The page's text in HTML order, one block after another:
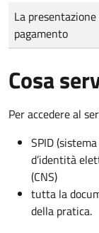
Tipo di pagamento
Importo
La
pagamento
Cosa
Per accedere al
SPID
d’identità
(CNS)
tutta la
della pratica.